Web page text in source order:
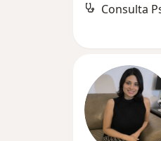
Consulta